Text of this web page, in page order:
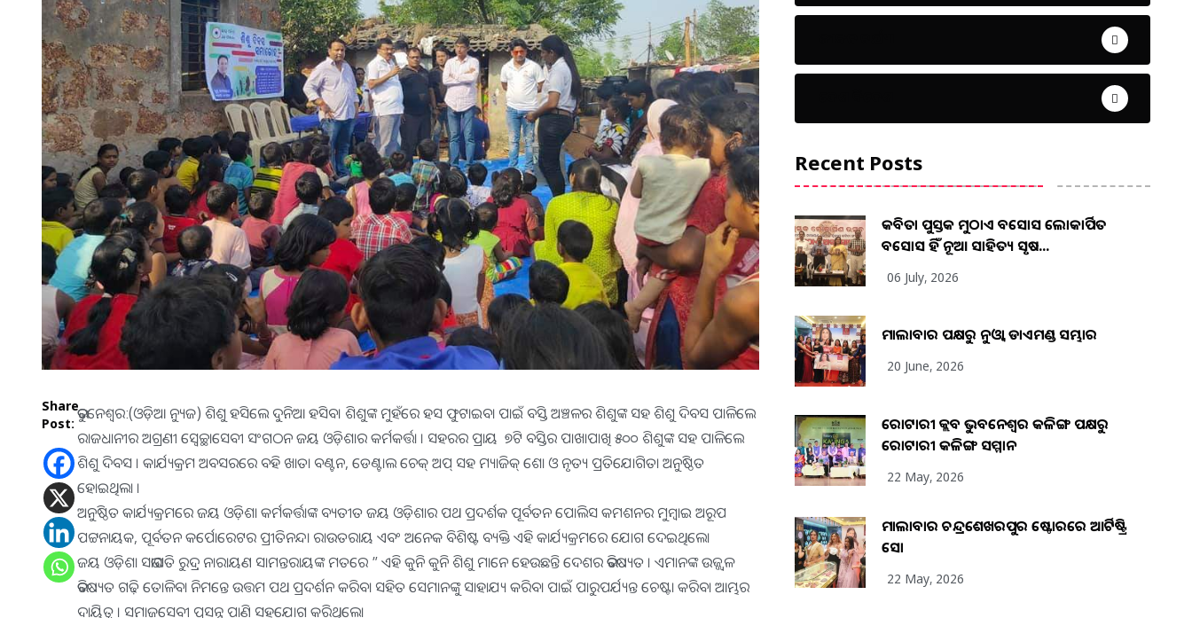
Share
Post:
ଭୁବନେଶ୍ୱର:(ଓଡ଼ିଆ ନ୍ୟୁଜ) ଶିଶୁ ହସିଲେ ଦୁନିଆ ହସିବ। ଶିଶୁଙ୍କ ମୁହଁରେ ହସ ଫୁଟାଇବା ପାଇଁ ବସ୍ତି ଅଞ୍ଚଳର ଶିଶୁଙ୍କ ସହ ଶିଶୁ ଦିବସ ପାଳିଲେ
ରାଜଧାନୀର ଅଗ୍ରଣୀ ସ୍ୱେଚ୍ଛାସେବୀ ସଂଗଠନ ଜୟ ଓଡ଼ିଶାର କର୍ମକର୍ତ୍ତା । ସହରର ପ୍ରାୟ ୭ଟି ବସ୍ତିର ପାଖାପାଖି ୫୦୦ ଶିଶୁଙ୍କ ସହ ପାଳିଲେ
ଶିଶୁ ଦିବସ । କାର୍ଯ୍ୟକ୍ରମ ଅବସରରେ ବହି ଖାତା ବଣ୍ଟନ, ଡେଣ୍ଟାଲ ଚେକ୍‌ ଅପ୍‌ ସହ ମ୍ୟାଜିକ୍‌ ଶୋ ଓ ନୃତ୍ୟ ପ୍ରତିଯୋଗିତା ଅନୁଷ୍ଠିତ
ହୋଇଥିଲା ।
ଅନୁଷ୍ଠିତ କାର୍ଯ୍ୟକ୍ରମରେ ଜୟ ଓଡ଼ିଶା କର୍ମକର୍ତ୍ତାଙ୍କ ବ୍ୟତୀତ ଜୟ ଓଡ଼ିଶାର ପଥ ପ୍ରଦର୍ଶକ ପୂର୍ବତନ ପୋଲିସ କମଶନର ମୁମ୍ବାଇ ଅରୂପ
ପଟ୍ଟନାୟକ, ପୂର୍ବତନ କର୍ପୋରେଟର ପ୍ରୀତିନନ୍ଦା ରାଉତରାୟ ଏବଂ ଅନେକ ବିଶିଷ୍ଟ ବ୍ୟକ୍ତି ଏହି କାର୍ଯ୍ୟକ୍ରମରେ ଯୋଗ ଦେଇଥିଲେ।
ଜୟ ଓଡ଼ିଶା ସଭାପତି ରୁଦ୍ର ନାରାୟଣ ସାମନ୍ତରାୟଙ୍କ ମତରେ ” ଏହି କୁନି କୁନି ଶିଶୁ ମାନେ ହେଉଛନ୍ତି ଦେଶର ଭବିଷ୍ୟତ । ଏମାନଙ୍କ ଉଜ୍ଜ୍ୱଳ
ଭବିଷ୍ୟତ ଗଢ଼ି ତୋଳିବା ନିମନ୍ତେ ଉତ୍ତମ ପଥ ପ୍ରଦର୍ଶନ କରିବା ସହିତ ସେମାନଙ୍କୁ ସାହାଯ୍ୟ କରିବା ପାଇଁ ପାରୁପର୍ଯ୍ୟନ୍ତ ଚେଷ୍ଟା କରିବା ଆମ୍ଭର
ଦାୟିତ୍ୱ । ସମାଜସେବୀ ପ୍ରସନ୍ନ ପାଣି ସହଯୋଗ କରିଥିଲେ।
Recent Posts
କବିତା ପୁସ୍ତକ ମୁଠାଏ ଅବସୋସ ଲୋକାର୍ପିତ
ଅବସୋସ ହିଁ ନୂଆ ସାହିତ୍ୟ ସୃଷ...
06 July, 2026
ମାଲାବାର ପକ୍ଷରୁ ନୁଓ୍ବା ଡାଏମଣ୍ଡ ସମ୍ଭାର
20 June, 2026
ରୋଟାରୀ କ୍ଲବ ଭୁବନେଶ୍ୱର କଳିଙ୍ଗ ପକ୍ଷରୁ
ରୋଟାରୀ କଳିଙ୍ଗ ସମ୍ମାନ
22 May, 2026
ମାଲାବାର ଚନ୍ଦ୍ରଶେଖରପୁର ଷ୍ଟୋରରେ ଆର୍ଟିଷ୍ଟ୍ରି
ସୋ
22 May, 2026